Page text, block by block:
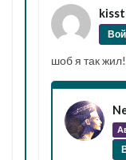
шоб я так жил!